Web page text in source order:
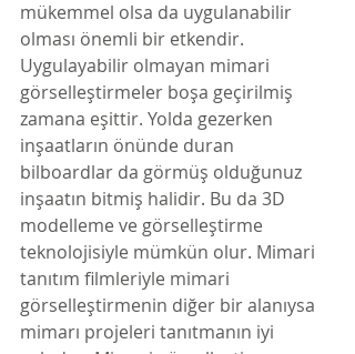
mükemmel olsa da uygulanabilir
olması önemli bir etkendir.
Uygulayabilir olmayan mimari
görselleştirmeler boşa geçirilmiş
zamana eşittir. Yolda gezerken
inşaatların önünde duran
bilboardlar da görmüş olduğunuz
inşaatın bitmiş halidir. Bu da 3D
modelleme ve görselleştirme
teknolojisiyle mümkün olur. Mimari
tanıtım filmleriyle mimari
görselleştirmenin diğer bir alanıysa
mimarı projeleri tanıtmanın iyi